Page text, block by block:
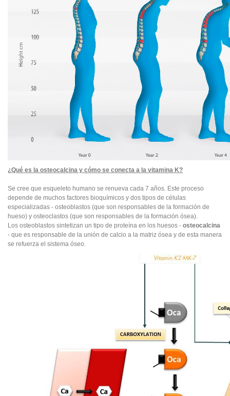
¿Qué es la osteocalcina y cómo se conecta a la vitamina K?
Se cree que esqueleto humano se renueva cada 7 años. Este proceso
depende de muchos factores bioquímicos y dos tipos de células
especializadas - osteoblastos (que son responsables de la formación de
hueso) y osteoclastos (que son responsables de la formación ósea).
Los osteoblastos sintetizan un tipo de proteína en los huesos - osteocalcina
- que es responsable de la unión de calcio a la matriz ósea y de esta manera
se refuerza el sistema óseo.